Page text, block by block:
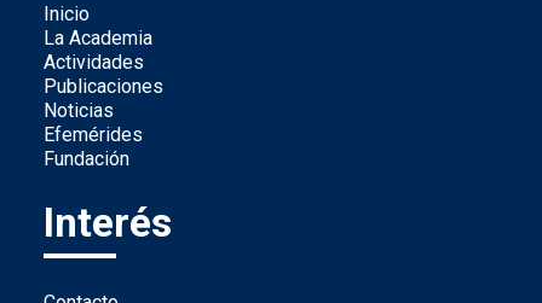
Inicio
La Academia
Actividades
Publicaciones
Noticias
Efemérides
Fundación
Interés